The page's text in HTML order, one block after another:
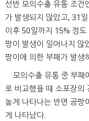
선반 모의수출 유통 조
가 발생되지 않았고, 31
이후 50일까지 15% 정
팡이 발생이 일어나지 않
팡이에 의한 부패가 발생
모의수출 유통 중 부패
로 비교했을 때 소포장의
높게 나타나는 반면 곰팡
게 나타났다.